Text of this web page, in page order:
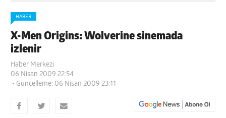
HABER
X-Men Origins: Wolverine sinemada
izlenir
Haber Merkezi
06 Nisan 2009 22:54
- Güncelleme: 06 Nisan 2009 23:11